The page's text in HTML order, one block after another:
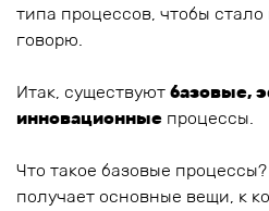
типа процессов, чтобы
говорю.
Итак, существуют базовые,
инновационные процессы.
Что такое базовые
получает основные вещи, к